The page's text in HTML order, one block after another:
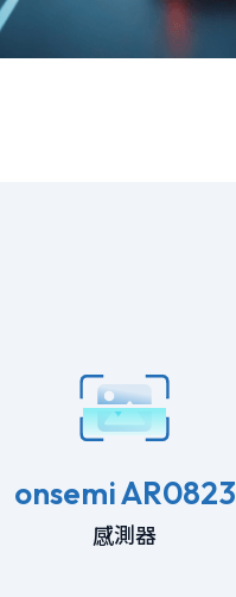
onsemi AR0823
感測器